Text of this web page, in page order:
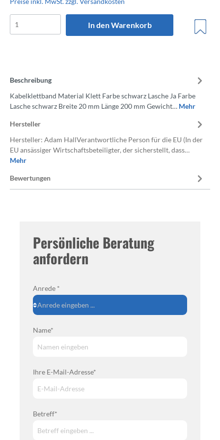
In den Warenkorb
Beschreibung
Kabelklettband Material Klett Farbe schwarz Lasche Ja Farbe
Lasche schwarz Breite 20 mm Länge 200 mm Gewicht… Mehr
Hersteller
Hersteller: Adam HallVerantwortliche Person für die EU (In der
EU ansässiger Wirtschaftsbeteiligter, der sicherstellt, dass…
Mehr
Bewertungen
Persönliche Beratung
anfordern
Anrede *
Name*
Ihre E-Mail-Adresse*
Betreff*